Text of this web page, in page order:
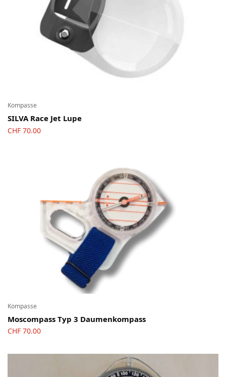
Kompasse
SILVA Race Jet Lupe
CHF 70.00
Kompasse
Moscompass Typ 3 Daumenkompass
CHF 70.00